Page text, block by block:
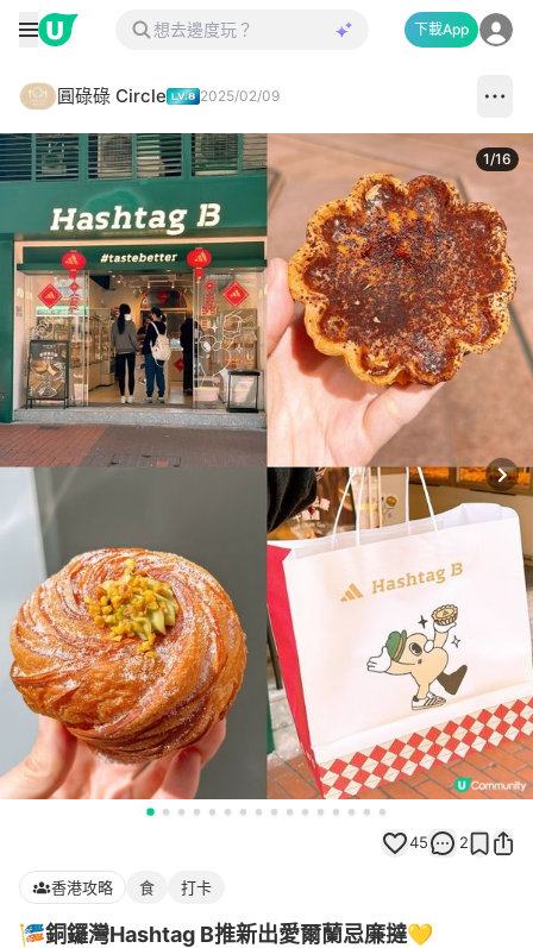
下載App
圓碌碌 Circle 2025/02/09
1/16
45 2
香港攻略 食 打卡
🎏銅鑼灣Hashtag B推新出愛爾蘭忌廉撻💛